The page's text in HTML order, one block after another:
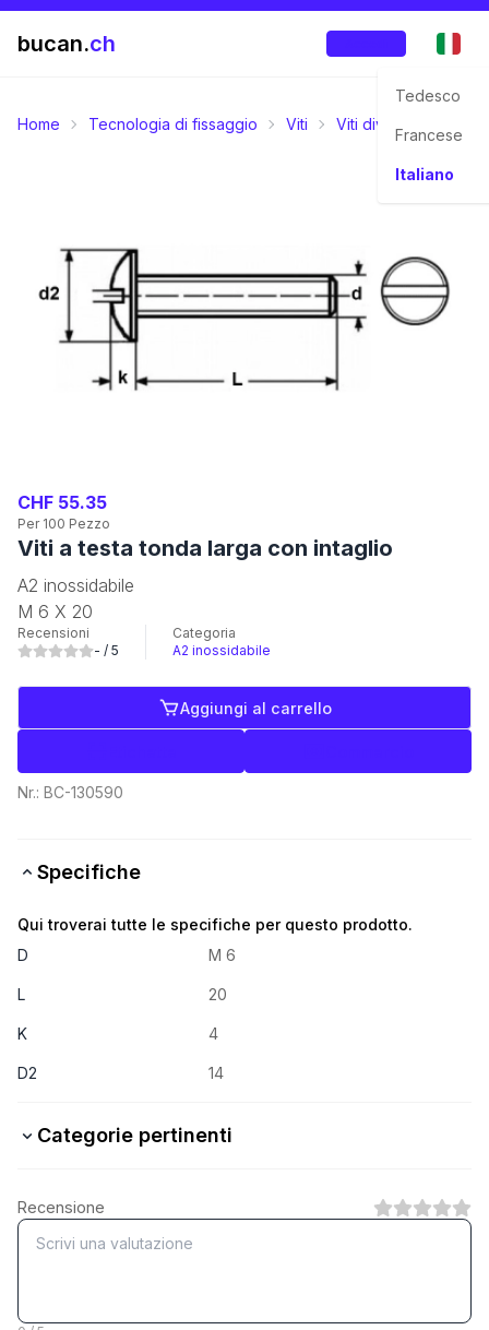
bucan.ch
Tedesco
Francese
Italiano
Home Tecnologia di fissaggio Viti Viti diversi
CHF 55.35
Per 100 Pezzo
Viti a testa tonda larga con intaglio
A2 inossidabile
M 6 X 20
Recensioni
- / 5
Categoria
A2 inossidabile
Aggiungi al carrello
Nr.: BC-130590
Specifiche
Qui troverai tutte le specifiche per questo prodotto.
D
M 6
L 20
K 4
D2 14
Categorie pertinenti
4.8 Stahl verzinkt
1 Categoria
Recensione